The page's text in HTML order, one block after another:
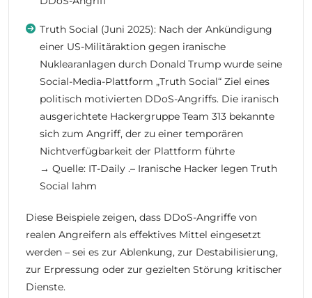
Truth Social (Juni 2025): Nach der Ankündigung
einer US-Militäraktion gegen iranische
Nuklearanlagen durch Donald Trump wurde seine
Social-Media-Plattform „Truth Social“ Ziel eines
politisch motivierten DDoS-Angriffs. Die iranisch
ausgerichtete Hackergruppe Team 313 bekannte
sich zum Angriff, der zu einer temporären
Nichtverfügbarkeit der Plattform führte
→ Quelle: IT-Daily .– Iranische Hacker legen Truth
Social lahm
Diese Beispiele zeigen, dass DDoS-Angriffe von
realen Angreifern als effektives Mittel eingesetzt
werden – sei es zur Ablenkung, zur Destabilisierung,
zur Erpressung oder zur gezielten Störung kritischer
Dienste.